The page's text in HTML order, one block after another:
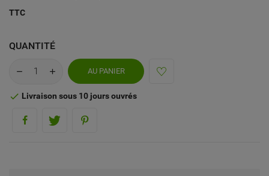
TTC
QUANTITÉ
AU PANIER
 Livraison sous 10 jours ouvrés